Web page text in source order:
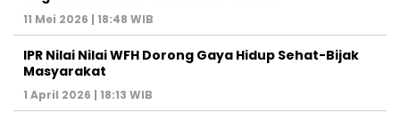
11 Mei 2026 | 18:48 WIB
IPR Nilai Nilai WFH Dorong Gaya Hidup Sehat-Bijak
Masyarakat
1 April 2026 | 18:13 WIB